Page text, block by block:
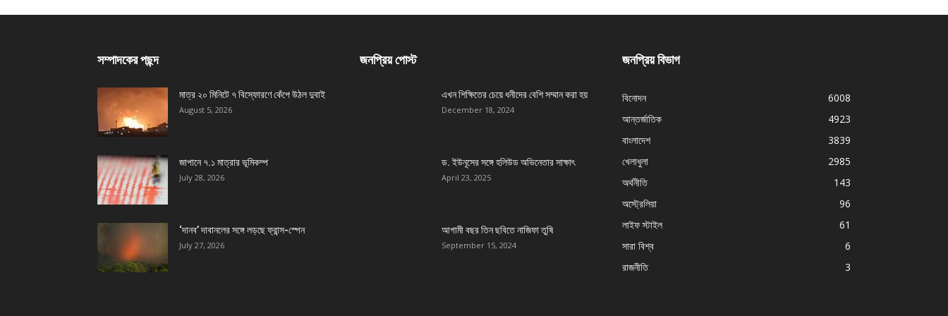
সম্পাদকের পছন্দ
মাত্র ২০ মিনিটে ৭ বিস্ফোরণে কেঁপে উঠল দুবাই
August 5, 2026
জাপানে ৭.১ মাত্রার ভূমিকম্প
July 28, 2026
‘দানব’ দাবানলের সঙ্গে লড়ছে ফ্রান্স-স্পেন
July 27, 2026
জনপ্রিয় পোস্ট
এখন শিক্ষিতের চেয়ে ধনীদের বেশি সম্মান করা হয়
December 18, 2024
ড. ইউনূসের সঙ্গে হলিউড অভিনেতার সাক্ষাৎ
April 23, 2025
আগামী বছর তিন ছবিতে নাজিফা তুষি
September 15, 2024
জনপ্রিয় বিভাগ
বিনোদন
6008
আন্তর্জাতিক
4923
বাংলাদেশ
3839
খেলাধুলা
2985
অর্থনীতি
143
অস্ট্রেলিয়া
96
লাইফ স্টাইল
61
সারা বিশ্ব
6
রাজনীতি
3